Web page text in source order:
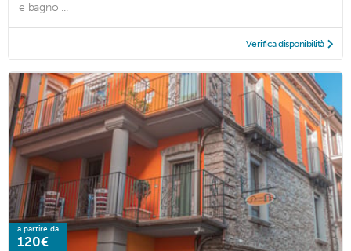
e bagno ...
Verifica disponibilità
a partire da
120€